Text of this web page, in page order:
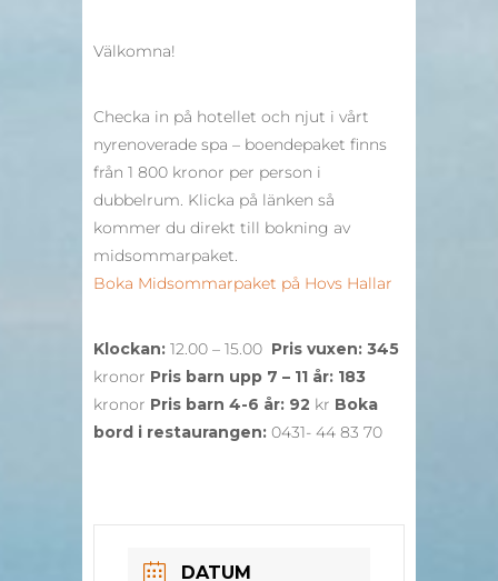
Välkomna!
Checka in på hotellet och njut i vårt
nyrenoverade spa – boendepaket finns
från 1 800 kronor per person i
dubbelrum. Klicka på länken så
kommer du direkt till bokning av
midsommarpaket.
Boka Midsommarpaket på Hovs Hallar
Klockan: 12.00 – 15.00 Pris vuxen: 345
kronor Pris barn upp 7 – 11 år: 183
kronor Pris barn 4-6 år: 92 kr Boka
bord i restaurangen: 0431- 44 83 70
DATUM